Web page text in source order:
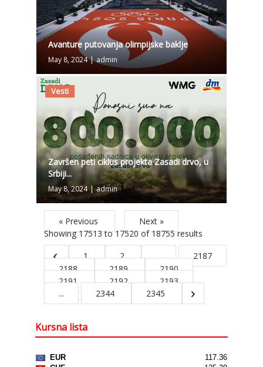
Avanture putovanja olimpijske baklje
May 8, 2024 | admin
Vesti
Završen peti ciklus projekta Zasadi drvo, u
Srbiji...
May 8, 2024 | admin
« Previous
Next »
Showing17513to17520of18755results
1
2 ...
2187
2188
2189
2190
2191
2192
2193
...
2344 2345
Kursna lista